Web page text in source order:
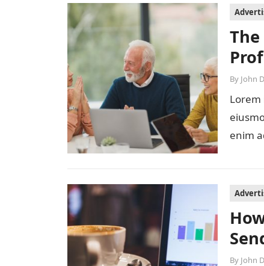
By John
Lorem
enim
By John